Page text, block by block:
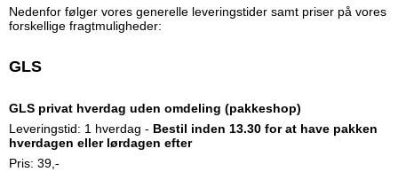
Nedenfor følger vores generelle leveringstider samt priser på vores
forskellige fragtmuligheder:
GLS
GLS privat hverdag uden omdeling (pakkeshop)
Leveringstid: 1 hverdag - Bestil inden 13.30 for at have pakken
hverdagen eller lørdagen efter
Pris: 39,-